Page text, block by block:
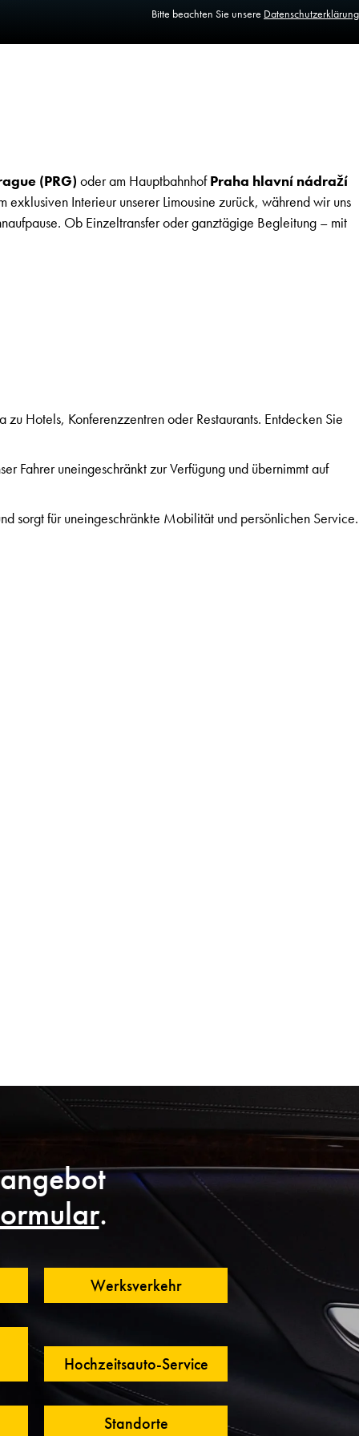
Bitte beachten Sie unsere Datenschutzerklärung
(PRG) oder am HauptbahnhofPraha hlavní nádraží
Interieur unserer Limousine zurück, während wir uns
Ob Einzeltransfer oder ganztägige Begleitung – mit
Hotels, Konferenzzentren oder Restaurants. Entdecken Sie
Fahrer uneingeschränkt zur Verfügung und übernimmt auf
sorgt für uneingeschränkte Mobilität und persönlichen Service.
.
Werksverkehr
Hochzeitsauto-Service
Standorte